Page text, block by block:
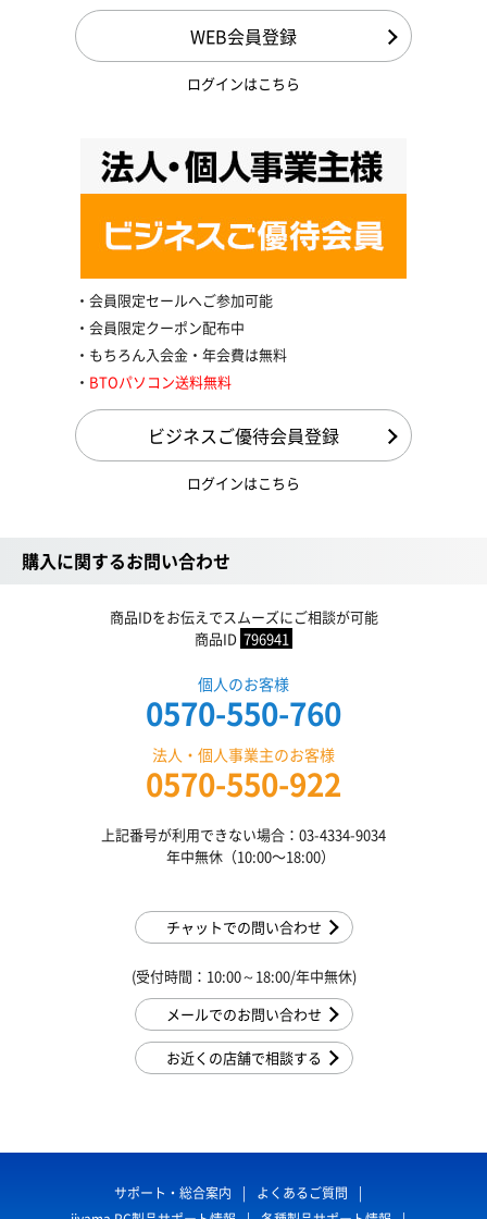
WEB会員登録
ログインはこちら
会員限定セールへご参加可能
会員限定クーポン配布中
もちろん入会金・年会費は無料
BTOパソコン送料無料
ビジネスご優待会員登録
ログインはこちら
購入に関するお問い合わせ
商品IDをお伝えでスムーズにご相談が可能
商品ID 796941
個人のお客様
0570-550-760
法人・個人事業主のお客様
0570-550-922
上記番号が利用できない場合：03-4334-9034
年中無休（10:00〜18:00）
チャットでの問い合わせ
(受付時間：10:00～18:00/年中無休)
メールでのお問い合わせ
お近くの店舗で相談する
サポート・総合案内
よくあるご質問